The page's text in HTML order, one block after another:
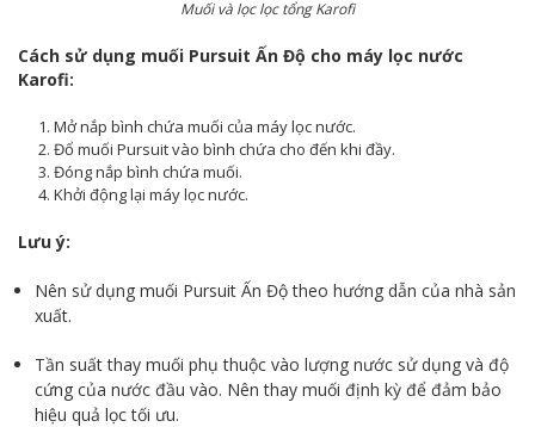
Muối và lọc lọc tổng Karofi
Cách sử dụng muối Pursuit Ấn Độ cho máy lọc nước
Karofi:
Mở nắp bình chứa muối của máy lọc nước.
Đổ muối Pursuit vào bình chứa cho đến khi đầy.
Đóng nắp bình chứa muối.
Khởi động lại máy lọc nước.
Lưu ý:
Nên sử dụng muối Pursuit Ấn Độ theo hướng dẫn của nhà sản
xuất.
Tần suất thay muối phụ thuộc vào lượng nước sử dụng và độ
cứng của nước đầu vào. Nên thay muối định kỳ để đảm bảo
hiệu quả lọc tối ưu.